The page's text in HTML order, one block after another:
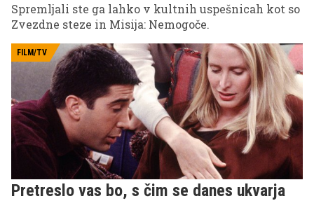
Spremljali ste ga lahko v kultnih uspešnicah kot so
Zvezdne steze in Misija: Nemogoče.
FILM/TV
Pretreslo vas bo, s čim se danes ukvarja